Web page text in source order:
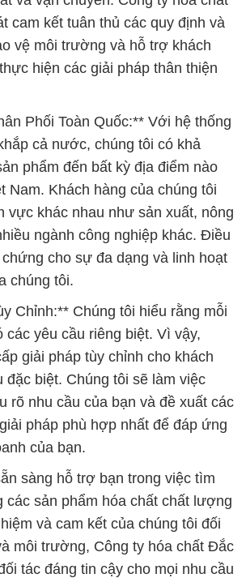
Phối Toàn Quốc:** Với hệ thống
cả nước, chúng tôi có khả
phẩm đến bất kỳ địa điểm nào
Nam. Khách hàng của chúng tôi
vực khác nhau như sản xuất, nông
ngành công nghiệp khác. Điều
cho sự đa dạng và linh hoạt
chúng tôi.
Chỉnh:** Chúng tôi hiểu rằng mỗi
yêu cầu riêng biệt. Vì vậy,
giải pháp tùy chỉnh cho khách
biệt. Chúng tôi sẽ làm việc
rõ nhu cầu của bạn và đề xuất các
pháp phù hợp nhất để đáp ứng
của bạn.
sàng hỗ trợ bạn trong việc tìm
các sản phẩm hóa chất chất lượng
và cam kết của chúng tôi đối
môi trường, Công ty hóa chất Đắc
tác đáng tin cậy cho mọi nhu cầu
≡ cung cấp Hóa Chất Phụ Gia
Muối Natri Chloride Bột \